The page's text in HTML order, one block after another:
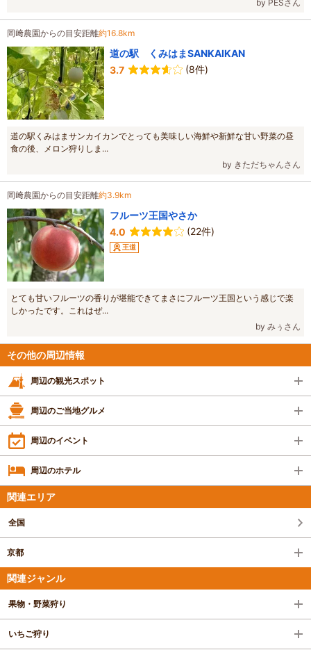
by PESさん
岡﨑農園からの目安距離約16.8km
道の駅 くみはまSANKAIKAN
3.7
(8件)
道の駅くみはまサンカイカンでとっても美味しい海鮮や新鮮な甘い野菜の昼
食の後、メロン狩りしま...
by きただちゃんさん
岡﨑農園からの目安距離約3.9km
フルーツ王国やさか
4.0
(22件)
王道
とても甘いフルーツの香りが堪能できてまさにフルーツ王国という感じで楽
しかったです。これはぜ...
by みぅさん
その他の周辺情報
周辺の観光スポット
周辺のご当地グルメ
周辺のイベント
周辺のホテル
関連エリア
全国
京都
関連ジャンル
果物・野菜狩り
いちご狩り